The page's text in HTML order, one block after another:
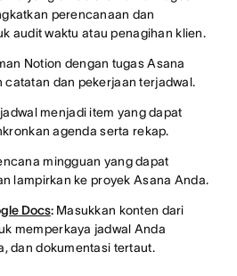
perencanaan dan
audit waktu atau penagihan klien.
Notion dengan tugas Asana
catatan dan pekerjaan terjadwal.
menjadi item yang dapat
agenda serta rekap.
mingguan yang dapat
lampirkan ke proyek Asana Anda.
Docs: Masukkan konten dari
memperkaya jadwal Anda
dan dokumentasi tertaut.